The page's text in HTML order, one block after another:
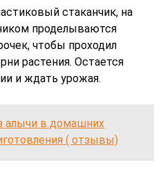
стаканчик, на
проделываются
чтобы проходил
растения. Остается
и ждать урожая.
алычи в домашних
( отзывы)